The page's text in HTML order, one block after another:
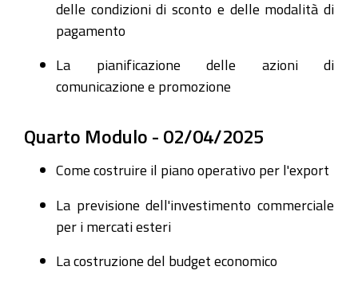
delle condizioni di sconto e delle modalità di
pagamento
La pianificazione delle azioni di
comunicazione e promozione
Quarto Modulo - 02/04/2025
Come costruire il piano operativo per l'export
La previsione dell'investimento commerciale
per i mercati esteri
La costruzione del budget economico